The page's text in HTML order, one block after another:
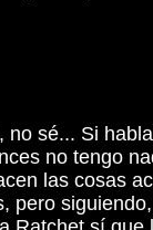
sé... Si
no tengo
las cosas
pero